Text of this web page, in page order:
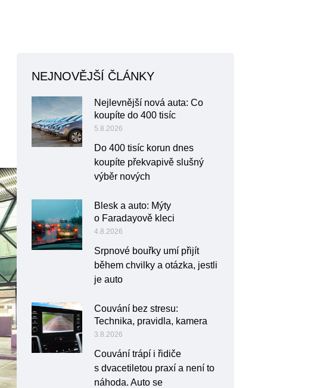
NEJNOVĚJŠÍ ČLÁNKY
Nejlevnější nová auta: Co
koupíte do 400 tisíc
5.8.2026
Do 400 tisíc korun dnes
koupíte překvapivě slušný
výběr nových
Blesk a auto: Mýty
o Faradayově kleci
4.8.2026
Srpnové bouřky umí přijít
během chvilky a otázka, jestli
je auto
Couvání bez stresu:
Technika, pravidla, kamera
3.8.2026
Couvání trápí i řidiče
s dvacetiletou praxí a není to
náhoda. Auto se